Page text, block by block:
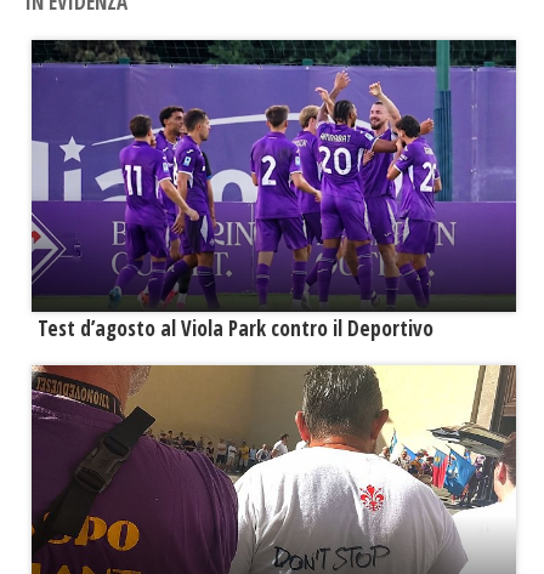
Test d’agosto al Viola Park contro il Deportivo